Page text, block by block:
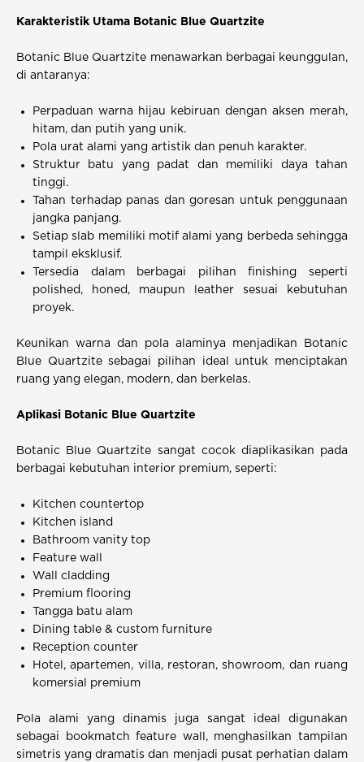
Karakteristik Utama Botanic Blue Quartzite
Botanic Blue Quartzite menawarkan berbagai keunggulan,
di antaranya:
Perpaduan warna hijau kebiruan dengan aksen merah,
hitam, dan putih yang unik.
Pola urat alami yang artistik dan penuh karakter.
Struktur batu yang padat dan memiliki daya tahan
tinggi.
Tahan terhadap panas dan goresan untuk penggunaan
jangka panjang.
Setiap slab memiliki motif alami yang berbeda sehingga
tampil eksklusif.
Tersedia dalam berbagai pilihan finishing seperti
polished, honed, maupun leather sesuai kebutuhan
proyek.
Keunikan warna dan pola alaminya menjadikan Botanic
Blue Quartzite sebagai pilihan ideal untuk menciptakan
ruang yang elegan, modern, dan berkelas.
Aplikasi Botanic Blue Quartzite
Botanic Blue Quartzite sangat cocok diaplikasikan pada
berbagai kebutuhan interior premium, seperti:
Kitchen countertop
Kitchen island
Bathroom vanity top
Feature wall
Wall cladding
Premium flooring
Tangga batu alam
Dining table & custom furniture
Reception counter
Hotel, apartemen, villa, restoran, showroom, dan ruang
komersial premium
Pola alami yang dinamis juga sangat ideal digunakan
sebagai bookmatch feature wall, menghasilkan tampilan
simetris yang dramatis dan menjadi pusat perhatian dalam